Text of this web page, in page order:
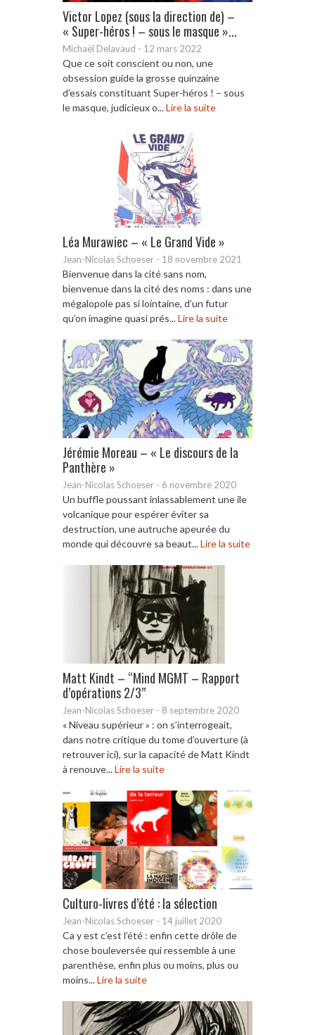
Victor Lopez (sous la direction de) –
« Super-héros ! – sous le masque »...
Michaël Delavaud - 12 mars 2022
Que ce soit conscient ou non, une
obsession guide la grosse quinzaine
d’essais constituant Super-héros ! – sous
le masque, judicieux o...Lire la suite
Léa Murawiec – « Le Grand Vide »
Jean-Nicolas Schoeser - 18 novembre 2021
Bienvenue dans la cité sans nom,
bienvenue dans la cité des noms : dans une
mégalopole pas si lointaine, d’un futur
qu’on imagine quasi prés...Lire la suite
Jérémie Moreau – « Le discours de la
Panthère »
Jean-Nicolas Schoeser - 6 novembre 2020
Un buffle poussant inlassablement une ile
volcanique pour espérer éviter sa
destruction, une autruche apeurée du
monde qui découvre sa beaut...Lire la suite
Matt Kindt – “Mind MGMT – Rapport
d’opérations 2/3”
Jean-Nicolas Schoeser - 8 septembre 2020
« Niveau supérieur » : on s’interrogeait,
dans notre critique du tome d’ouverture (à
retrouver ici), sur la capacité de Matt Kindt
à renouve...Lire la suite
Culturo-livres d’été : la sélection
Jean-Nicolas Schoeser - 14 juillet 2020
Ca y est c’est l’été : enfin cette drôle de
chose bouleversée qui ressemble à une
parenthèse, enfin plus ou moins, plus ou
moins...Lire la suite